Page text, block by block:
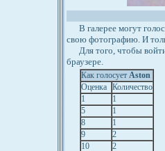
В галерее могут
свою фотографию. И
Для того, чтобы
браузере.
Как голосует Aston
Оценка Количество
1
1
5
1
8
1
9
2
10
2